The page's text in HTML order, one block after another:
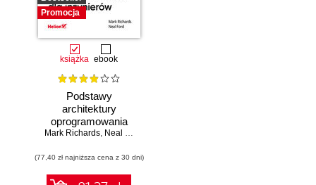
Promocja
książka ebook
Podstawy
architektury
oprogramowania
dla inżynierów.
Mark Richards, Neal Ford
(77,40 zł najniższa cena z 30 dni)